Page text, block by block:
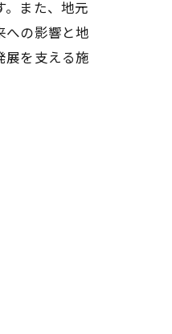
。また、地元
への影響と地
展を支える施